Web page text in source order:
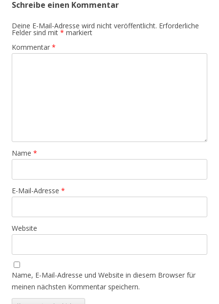
Schreibe einen Kommentar
Deine E-Mail-Adresse wird nicht veröffentlicht. Erforderliche
Felder sind mit * markiert
Kommentar *
Name *
E-Mail-Adresse *
Website
Name, E-Mail-Adresse und Website in diesem Browser für
meinen nächsten Kommentar speichern.